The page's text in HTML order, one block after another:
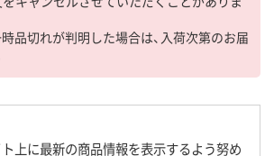
時品切れが判明した場合は、入荷次第のお届
ト上に最新の商品情報を表示するよう努め